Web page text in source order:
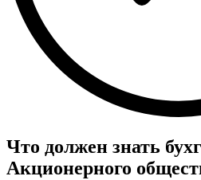
Что должен знать
Акционерного